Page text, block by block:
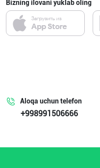
Bizning ilovani yuklab oling
Aloqa uchun telefon
+998991506666